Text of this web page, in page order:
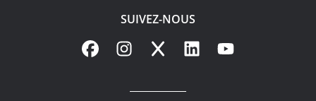
SUIVEZ-NOUS
FacebookInstagram
X LinkedInYouTube